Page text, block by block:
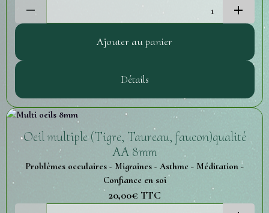
Ajouter au panier
Détails
Oeil multiple (Tigre, Taureau, faucon)qualité
AA 8mm
Problèmes occulaires - Migraines - Asthme - Méditation -
Confiance en soi
20,00€ TTC